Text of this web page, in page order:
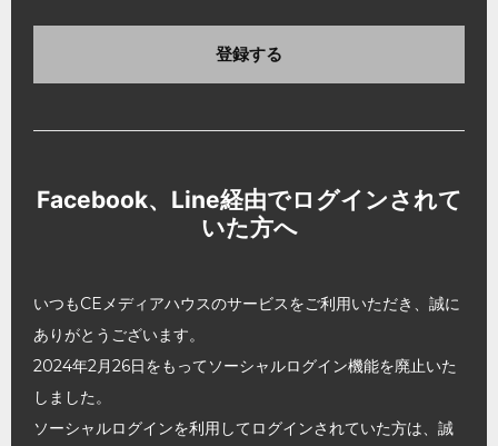
登録する
Facebook、Line経由でログインされて
いた方へ
いつもCEメディアハウスのサービスをご利用いただき、誠に
ありがとうございます。
2024年2月26日をもってソーシャルログイン機能を廃止いた
しました。
ソーシャルログインを利用してログインされていた方は、誠